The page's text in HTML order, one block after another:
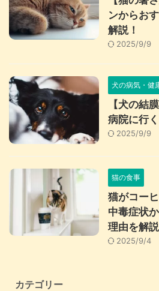
ンからお
解説！
2025/9/9
犬の病気・健
【犬の結
病院に行
2025/9/9
猫の食事
猫がコー
中毒症状
理由を解説
2025/9/4
カテゴリー